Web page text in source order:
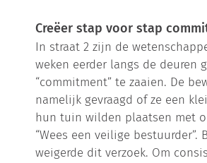
Creëer stap voor stap
In straat 2 zijn de
weken eerder langs de deuren
“commitment” te zaaien. De
namelijk gevraagd of ze een
hun tuin wilden plaatsen met
“Wees een veilige bestuurder”.
weigerde dit verzoek. Om